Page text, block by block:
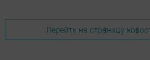
Перейти на страницу